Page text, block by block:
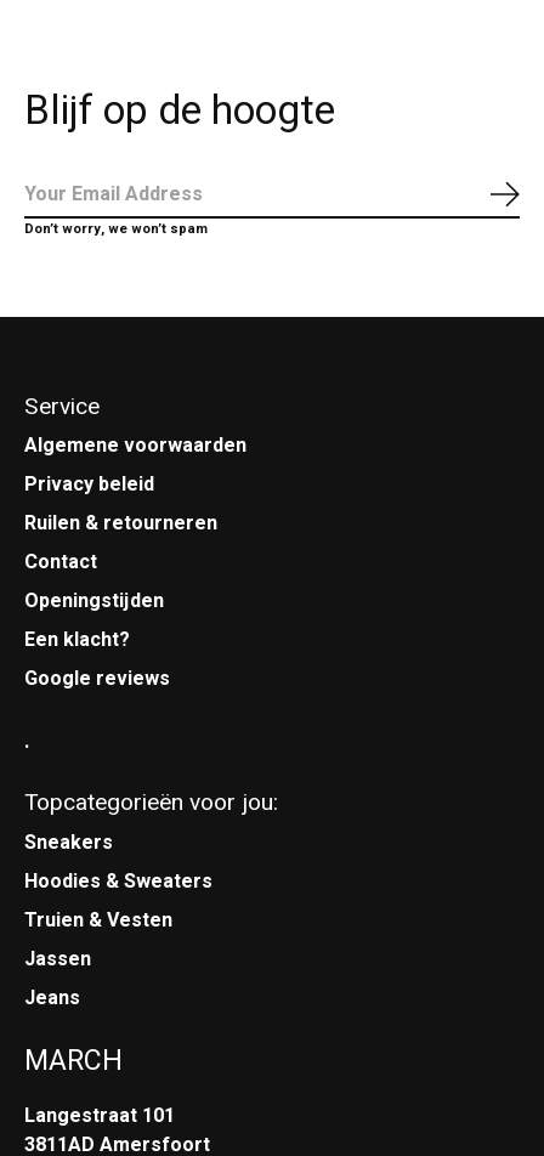
Blijf op de hoogte
Don’t worry, we won’t spam
Service
Algemene voorwaarden
Privacy beleid
Ruilen & retourneren
Contact
Openingstijden
Een klacht?
Google reviews
.
Topcategorieën voor jou:
Sneakers
Hoodies & Sweaters
Truien & Vesten
Jassen
Jeans
MARCH
Langestraat 101
3811AD Amersfoort